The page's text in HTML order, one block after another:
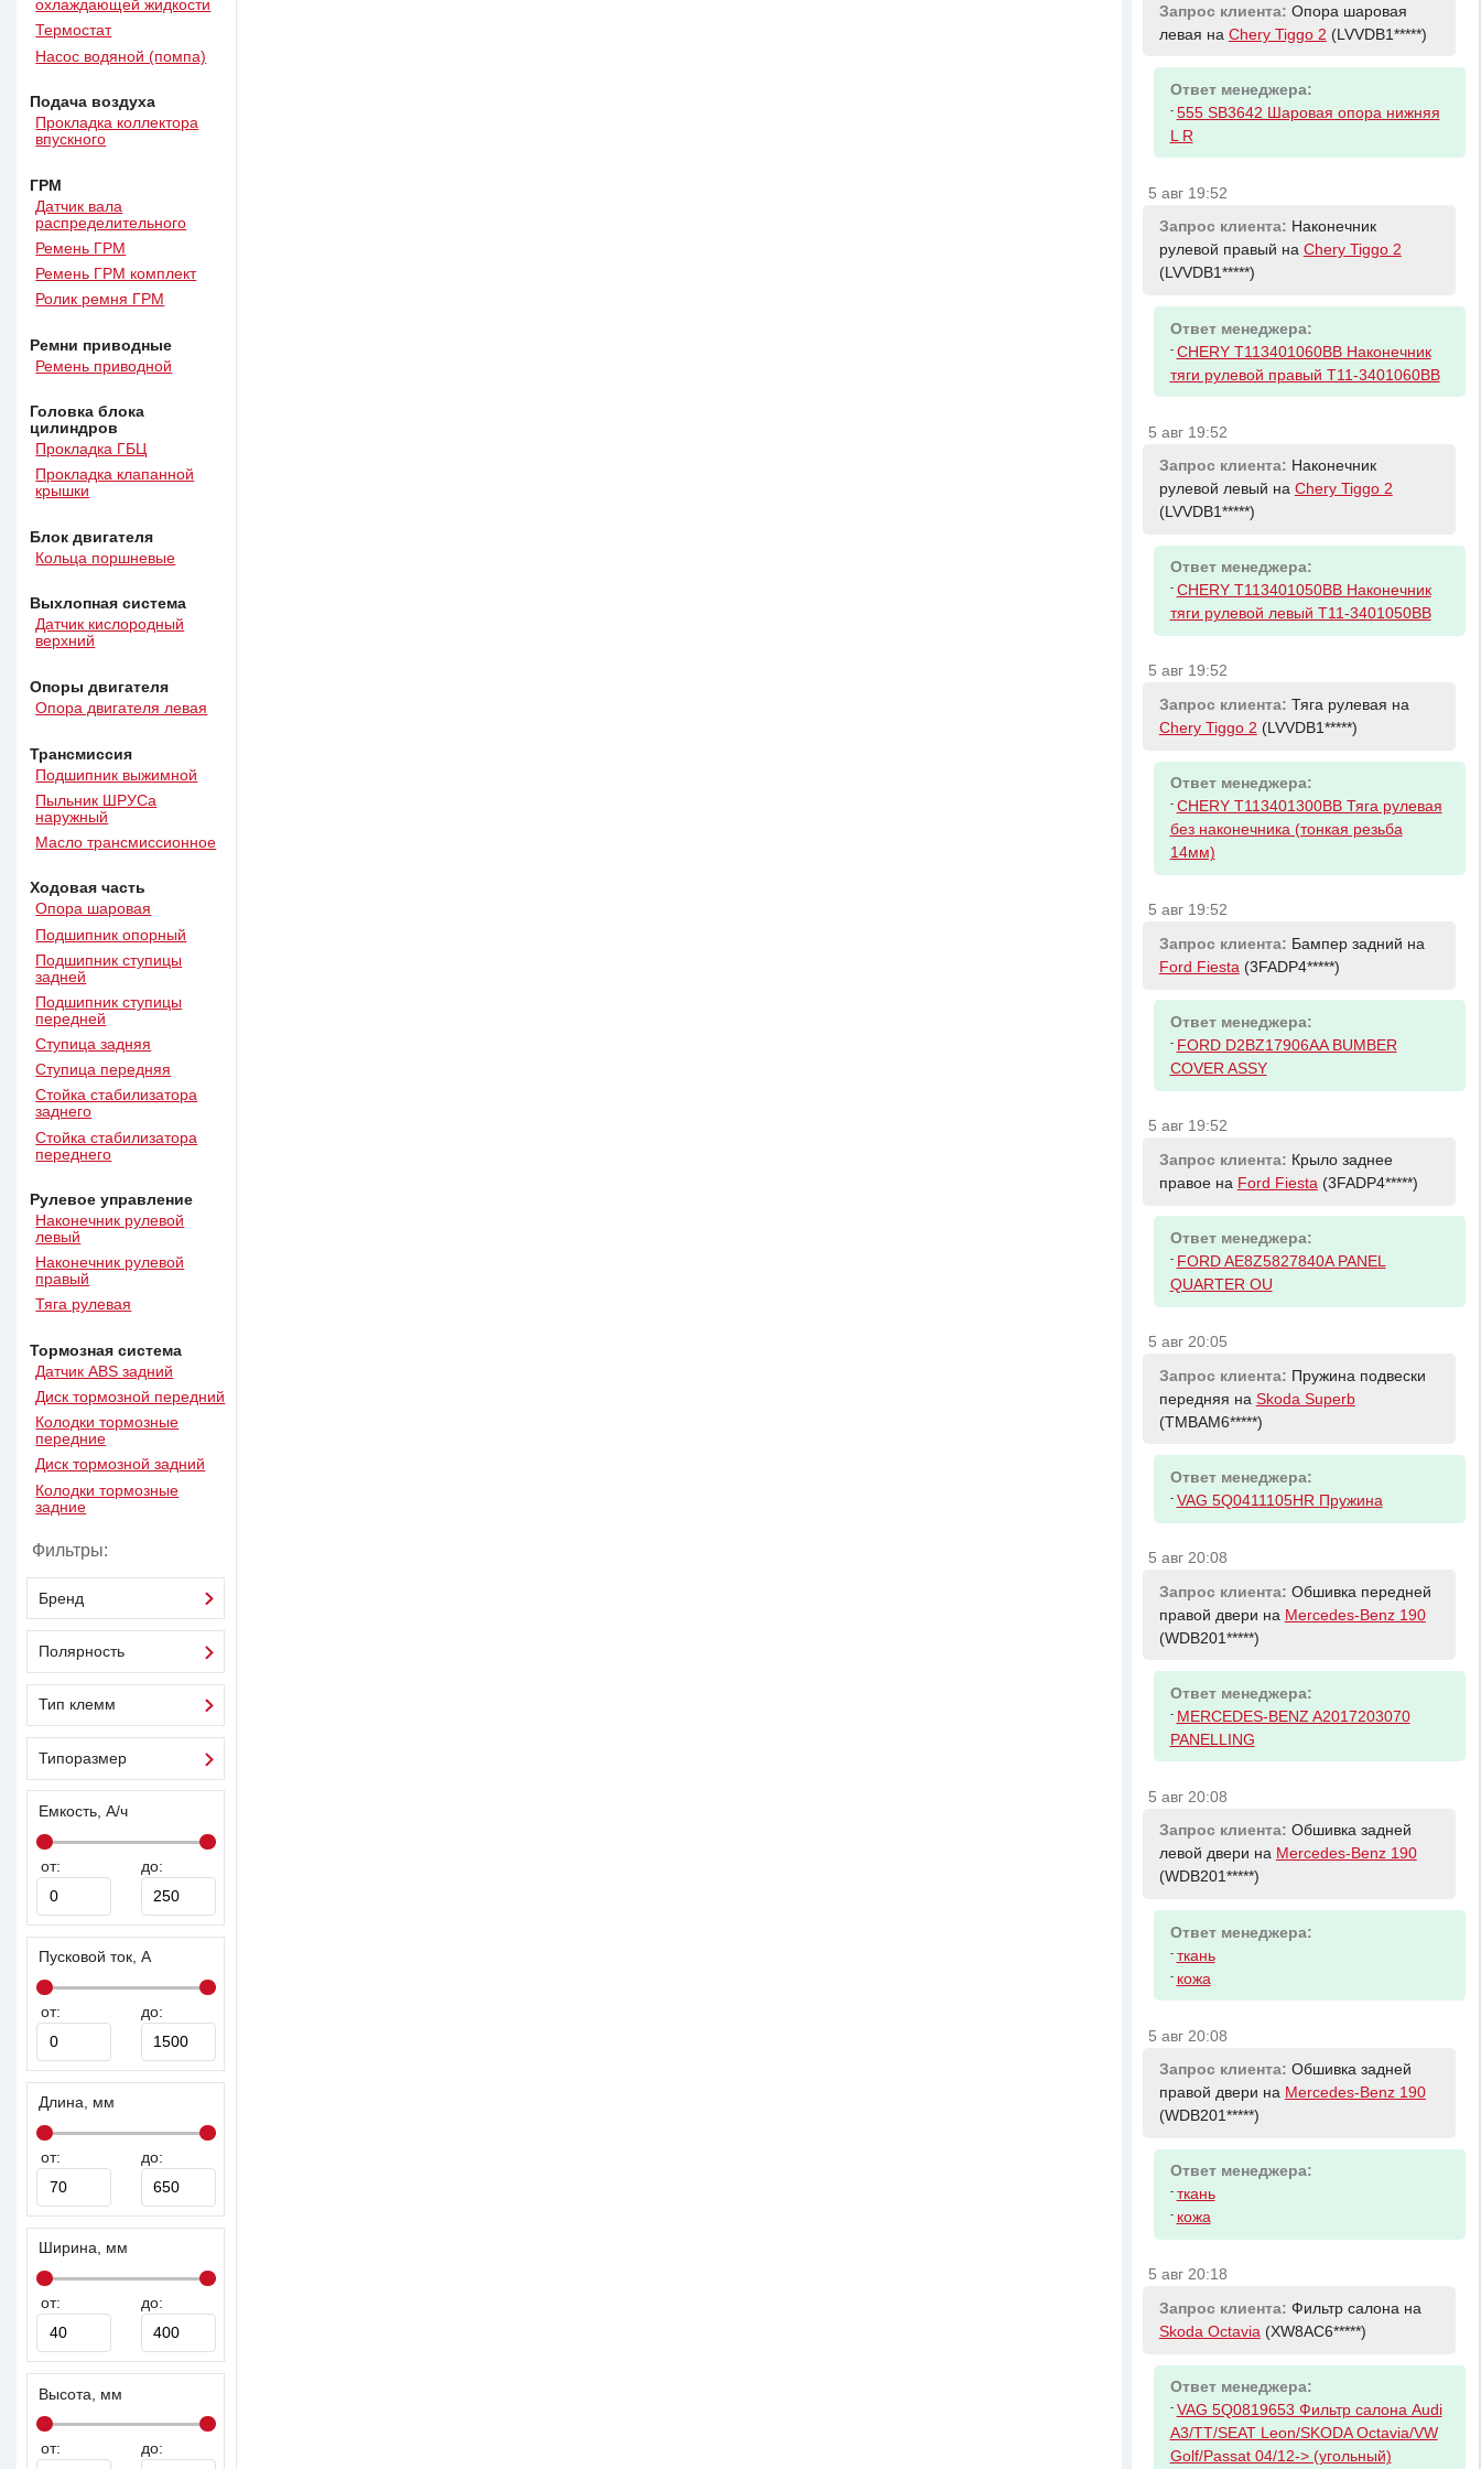
охлаждающей жидкости
Термостат
Насос водяной (помпа)
Подача воздуха
Прокладка коллектора
впускного
ГРМ
Датчик вала
распределительного
Ремень ГРМ
Ремень ГРМ комплект
Ролик ремня ГРМ
Ремни приводные
Ремень приводной
Головка блока
цилиндров
Прокладка ГБЦ
Прокладка клапанной
крышки
Блок двигателя
Кольца поршневые
Выхлопная система
Датчик кислородный
верхний
Опоры двигателя
Опора двигателя левая
Трансмиссия
Подшипник выжимной
Пыльник ШРУСа
наружный
Масло трансмиссионное
Ходовая часть
Опора шаровая
Подшипник опорный
Подшипник ступицы
задней
Подшипник ступицы
передней
Ступица задняя
Ступица передняя
Стойка стабилизатора
заднего
Стойка стабилизатора
переднего
Рулевое управление
Наконечник рулевой
левый
Наконечник рулевой
правый
Тяга рулевая
Тормозная система
Датчик ABS задний
Диск тормозной передний
Колодки тормозные
передние
Диск тормозной задний
Колодки тормозные
задние
Фильтры:
Бренд
Полярность
Тип клемм
Типоразмер
Емкость, А/ч
от: до:
Пусковой ток, А
от: до:
Длина, мм
от: до:
Ширина, мм
от: до:
Высота, мм
от: до:
Запрос клиента: Опора шаровая
левая на Chery Tiggo 2 (LVVDB1*****)
Ответ менеджера:
- 555 SB3642 Шаровая опора нижняя
L R
5 авг 19:52
Запрос клиента: Наконечник
рулевой правый на Chery Tiggo 2
(LVVDB1*****)
Ответ менеджера:
- CHERY T113401060BB Наконечник
тяги рулевой правый T11-3401060BB
5 авг 19:52
Запрос клиента: Наконечник
рулевой левый на Chery Tiggo 2
(LVVDB1*****)
Ответ менеджера:
- CHERY T113401050BB Наконечник
тяги рулевой левый T11-3401050BB
5 авг 19:52
Запрос клиента: Тяга рулевая на
Chery Tiggo 2 (LVVDB1*****)
Ответ менеджера:
- CHERY T113401300BB Тяга рулевая
без наконечника (тонкая резьба
14мм)
5 авг 19:52
Запрос клиента: Бампер задний на
Ford Fiesta (3FADP4*****)
Ответ менеджера:
- FORD D2BZ17906AA BUMBER
COVER ASSY
5 авг 19:52
Запрос клиента: Крыло заднее
правое на Ford Fiesta (3FADP4*****)
Ответ менеджера:
- FORD AE8Z5827840A PANEL
QUARTER OU
5 авг 20:05
Запрос клиента: Пружина подвески
передняя на Skoda Superb
(TMBAM6*****)
Ответ менеджера:
- VAG 5Q0411105HR Пружина
5 авг 20:08
Запрос клиента: Обшивка передней
правой двери на Mercedes-Benz 190
(WDB201*****)
Ответ менеджера:
- MERCEDES-BENZ A2017203070
PANELLING
5 авг 20:08
Запрос клиента: Обшивка задней
левой двери на Mercedes-Benz 190
(WDB201*****)
Ответ менеджера:
- ткань
- кожа
5 авг 20:08
Запрос клиента: Обшивка задней
правой двери на Mercedes-Benz 190
(WDB201*****)
Ответ менеджера:
- ткань
- кожа
5 авг 20:18
Запрос клиента: Фильтр салона на
Skoda Octavia(XW8AC6*****)
Ответ менеджера:
- VAG 5Q0819653 Фильтр салона Audi
A3/TT/SEAT Leon/SKODA Octavia/VW
Golf/Passat 04/12-> (угольный)